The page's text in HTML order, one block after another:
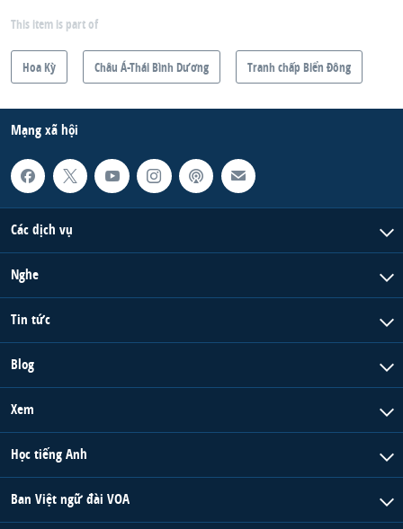
This item is part of
Hoa Kỳ Châu Á-Thái Bình Dương Tranh chấp Biển Đông
Mạng xã hội
Các dịch vụ
Nghe
Tin tức
Blog
Xem
Học tiếng Anh
Ban Việt ngữ đài VOA